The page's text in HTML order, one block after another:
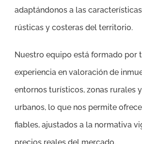
adaptándonos a las
rústicas y costeras del territorio.
Nuestro equipo está formado por
experiencia en valoración de
entornos turísticos, zonas rurales
urbanos, lo que nos permite
fiables, ajustados a la normativa